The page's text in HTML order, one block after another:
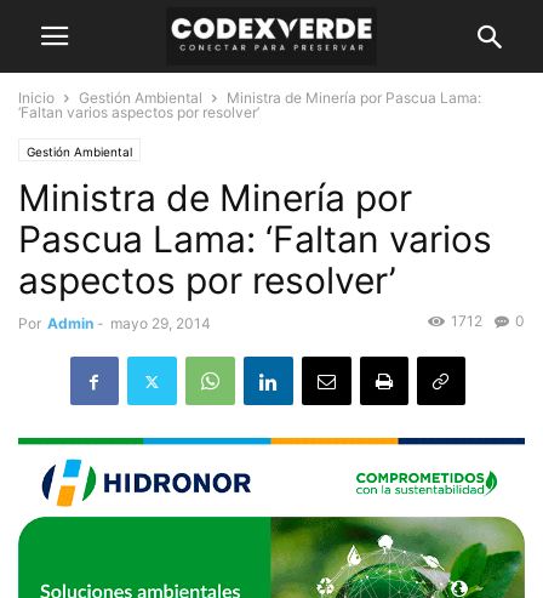
Inicio Gestión Ambiental
Ministra de Minería por Pascua Lama:
‘Faltan varios aspectos por resolver’
Gestión Ambiental
Ministra de Minería por
Pascua Lama: ‘Faltan varios
aspectos por resolver’
Por Admin - mayo 29, 2014 0
1712